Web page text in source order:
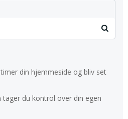
din hjemmeside og bliv set
du kontrol over din egen